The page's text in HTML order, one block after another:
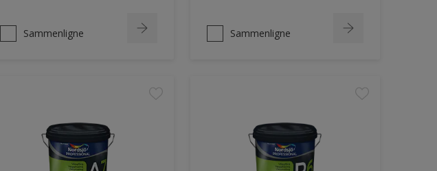
Sammenligne Sammenligne